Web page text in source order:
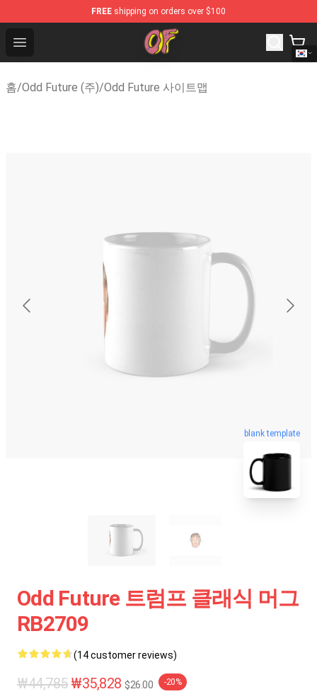
FREE shipping on orders over $100
Open menu
Odd Future Shop - Official Odd Future Merchandise
홈/Odd Future (주)/Odd Future 사이트맵
blank template
Odd Future 트럼프 클래식 머그
RB2709
(14 customer reviews)
₩44,785 ₩35,828 $26.00 -20%